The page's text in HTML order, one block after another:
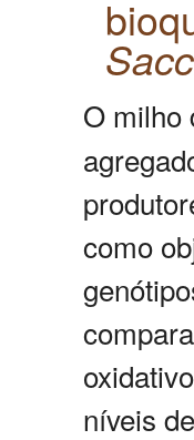
O milho
como
níveis